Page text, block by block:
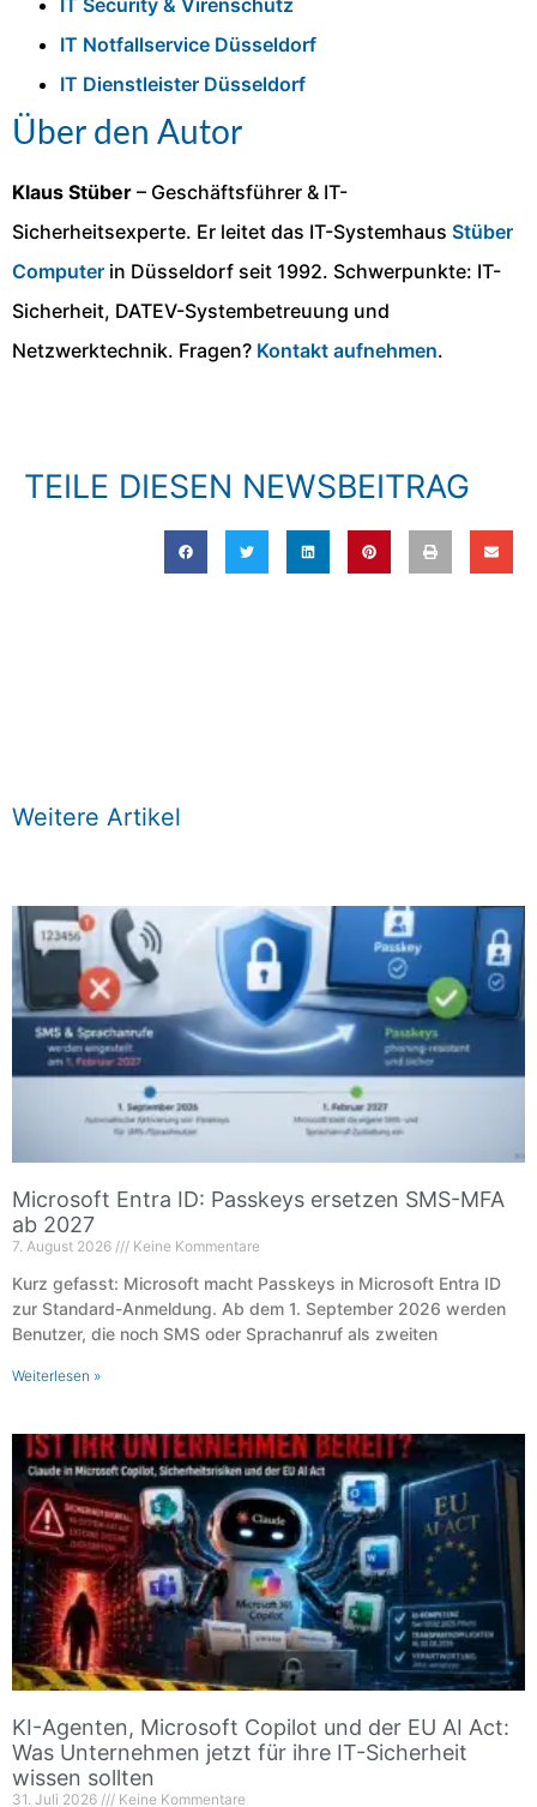
IT Notfallservice Düsseldorf
IT Dienstleister Düsseldorf
Über den Autor
Klaus Stüber – Geschäftsführer & IT-
Sicherheitsexperte. Er leitet das IT-Systemhaus Stüber
Computer in Düsseldorf seit 1992. Schwerpunkte: IT-
Sicherheit, DATEV-Systembetreuung und
Netzwerktechnik. Fragen? Kontakt aufnehmen.
TEILE DIESEN NEWSBEITRAG
Weitere Artikel
Microsoft Entra ID: Passkeys ersetzen SMS-MFA
ab 2027
7. August 2026 Keine Kommentare
Kurz gefasst: Microsoft macht Passkeys in Microsoft Entra ID
zur Standard-Anmeldung. Ab dem 1. September 2026 werden
Benutzer, die noch SMS oder Sprachanruf als zweiten
Weiterlesen »
KI-Agenten, Microsoft Copilot und der EU AI Act:
Was Unternehmen jetzt für ihre IT-Sicherheit
wissen sollten
31. Juli 2026 Keine Kommentare